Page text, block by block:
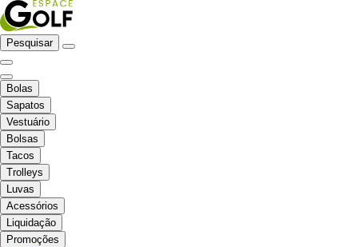
Pesquisar
Bolas
Sapatos
Vestuário
Bolsas
Tacos
Trolleys
Luvas
Acessórios
Liquidação
Promoções